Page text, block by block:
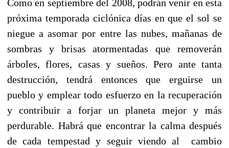
Como en septiembre del 2008, podrán venir en esta
próxima temporada ciclónica días en que el sol se
niegue a asomar por entre las nubes, mañanas de
sombras y brisas atormentadas que removerán
árboles, flores, casas y sueños. Pero ante tanta
destrucción, tendrá entonces que erguirse un
pueblo y emplear todo esfuerzo en la recuperación
y contribuir a forjar un planeta mejor y más
perdurable. Habrá que encontrar la calma después
de cada tempestad y seguir viendo al cambio